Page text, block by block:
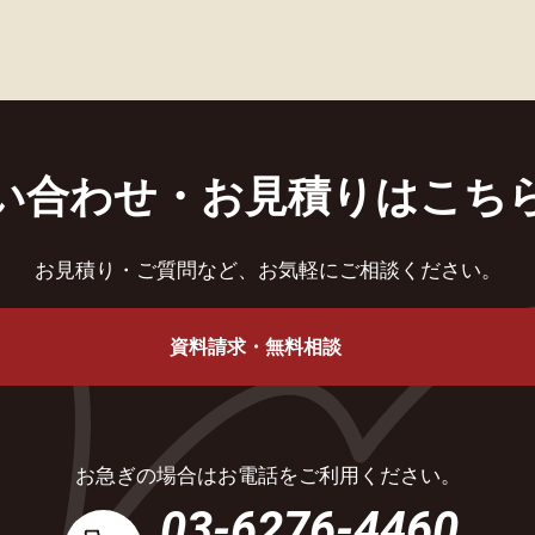
合わせ・ お見積りはこち
お見積り・ご質問など、 お気軽にご相談ください。
資料請求・無料相談
お急ぎの場合はお電話をご利用ください。